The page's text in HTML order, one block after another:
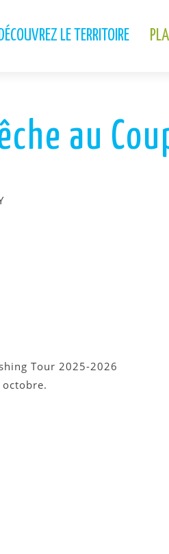
DÉCOUVREZ LE TERRITOIRE
au
Tour 2025-2026